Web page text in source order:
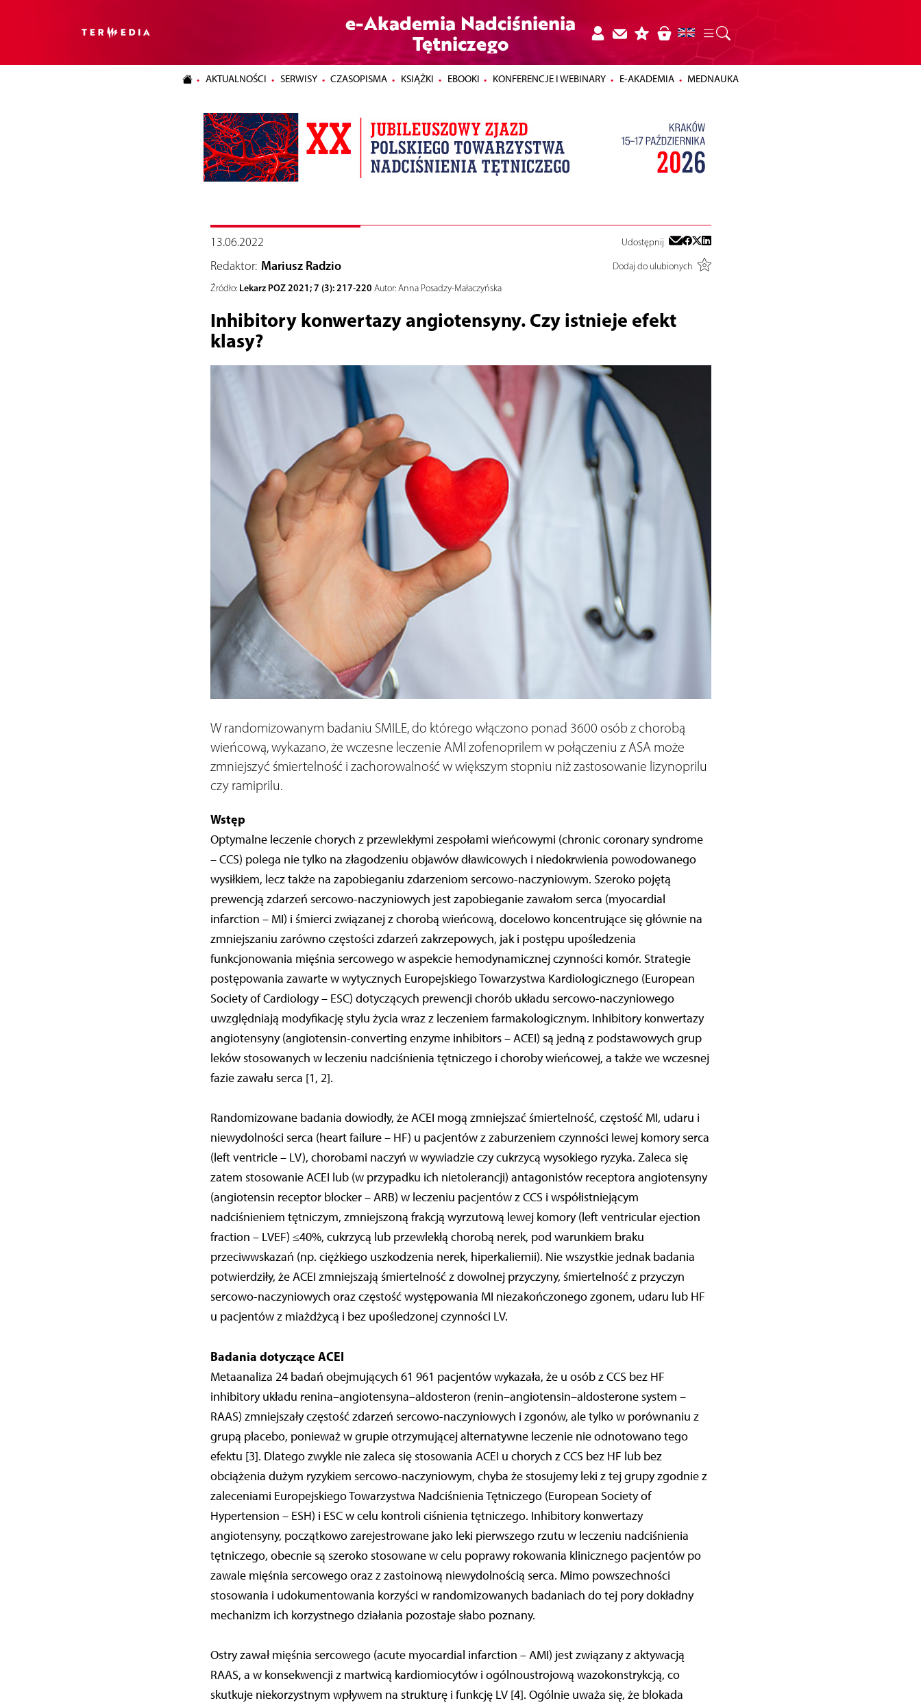
e-Akademia Nadciśnienia
Tętniczego
AKTUALNOŚCI SERWISY CZASOPISMA KSIĄŻKI EBOOKI KONFERENCJE I WEBINARY E-AKADEMIA MEDNAUKA
13.06.2022 Udostępnij
Redaktor: Mariusz Radzio
Dodaj do ulubionych
Źródło: Lekarz POZ 2021; 7 (3): 217-220 Autor: Anna Posadzy-Małaczyńska
Inhibitory konwertazy angiotensyny. Czy istnieje efekt
klasy?
W randomizowanym badaniu SMILE, do którego włączono ponad 3600 osób z chorobą
wieńcową, wykazano, że wczesne leczenie AMI zofenoprilem w połączeniu z ASA może
zmniejszyć śmiertelność i zachorowalność w większym stopniu niż zastosowanie lizynoprilu
czy ramiprilu.
Wstęp
Optymalne leczenie chorych z przewlekłymi zespołami wieńcowymi (chronic coronary syndrome
– CCS) polega nie tylko na złagodzeniu objawów dławicowych i niedokrwienia powodowanego
wysiłkiem, lecz także na zapobieganiu zdarzeniom sercowo-naczyniowym. Szeroko pojętą
prewencją zdarzeń sercowo-naczyniowych jest zapobieganie zawałom serca (myocardial
infarction – MI) i śmierci związanej z chorobą wieńcową, docelowo koncentrujące się głównie na
zmniejszaniu zarówno częstości zdarzeń zakrzepowych, jak i postępu upośledzenia
funkcjonowania mięśnia sercowego w aspekcie hemodynamicznej czynności komór. Strategie
postępowania zawarte w wytycznych Europejskiego Towarzystwa Kardiologicznego (European
Society of Cardiology – ESC) dotyczących prewencji chorób układu sercowo-naczyniowego
uwzględniają modyfikację stylu życia wraz z leczeniem farmakologicznym. Inhibitory konwertazy
angiotensyny (angiotensin-converting enzyme inhibitors – ACEI) są jedną z podstawowych grup
leków stosowanych w leczeniu nadciśnienia tętniczego i choroby wieńcowej, a także we wczes­nej
fazie zawału serca [1, 2].
Randomizowane badania dowiodły, że ACEI mogą zmniejszać śmiertelność, częstość MI, udaru i
niewydolności serca (heart failure – HF) u pacjentów z zaburzeniem czynności lewej komory serca
(left ventricle – LV), chorobami naczyń w wywiadzie czy cukrzycą wysokiego ryzyka. Zaleca się
zatem stosowanie ACEI lub (w przypadku ich nietolerancji) antagonistów receptora angiotensyny
(angiotensin receptor blocker – ARB) w leczeniu pacjentów z CCS i współistniejącym
nadciśnieniem tętniczym, zmniejszoną frakcją wyrzutową lewej komory (left ventricular ejection
fraction – LVEF) ≤40%, cukrzycą lub przewlekłą chorobą nerek, pod warunkiem braku
przeciwwskazań (np. ciężkiego uszkodzenia nerek, hiperkaliemii). Nie wszystkie jednak badania
potwierdziły, że ACEI zmniejszają śmiertelność z dowolnej przyczyny, śmiertelność z przyczyn
sercowo-naczyniowych oraz częstość występowania MI niezakończonego zgonem, udaru lub HF
u pacjentów z miażdżycą i bez upośledzonej czynności LV.
Badania dotyczące ACEI
Metaanaliza 24 badań obejmujących 61 961 pacjentów wykazała, że u osób z CCS bez HF
inhibitory układu renina–angiotensyna–aldosteron (renin–angiotensin–aldosterone system –
RAAS) zmniejszały częstość zdarzeń sercowo-naczyniowych i zgonów, ale tylko w porównaniu z
grupą placebo, ponieważ w grupie otrzymującej alternatywne leczenie nie odnotowano tego
efektu [3]. Dlatego zwykle nie zaleca się stosowania ACEI u chorych z CCS bez HF lub bez
obciążenia dużym ryzykiem sercowo-naczyniowym, chyba że stosujemy leki z tej grupy zgodnie z
zaleceniami Europejskiego Towarzystwa Nadciś­nienia Tętniczego (European Society of
Hypertension – ESH) i ESC w celu kontroli ciśnienia tętniczego. Inhibitory konwertazy
angiotensyny, początkowo zarejestrowane jako leki pierwszego rzutu w leczeniu nadciśnienia
tętniczego, obecnie są szeroko stosowane w celu poprawy rokowania klinicznego pacjentów po
zawale mięśnia sercowego oraz z zastoinową niewydolnością serca. Mimo powszechności
stosowania i udokumentowania korzyści w randomizowanych badaniach do tej pory dokładny
mechanizm ich korzystnego działania pozostaje słabo poznany.
Ostry zawał mięśnia sercowego (acute myocardial infarction – AMI) jest związany z aktywacją
RAAS, a w konsekwencji z martwicą kardiomiocytów i ogólnoustrojową wazokonstrykcją, co
skutkuje niekorzystnym wpływem na strukturę i funkcję LV [4]. Ogólnie uważa się, że blokada